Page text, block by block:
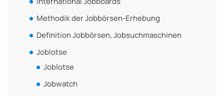
Methodik der Jobbörsen-Erhebung
Definition Jobbörsen, Jobsuchmaschinen
Joblotse
Joblotse
Jobwatch